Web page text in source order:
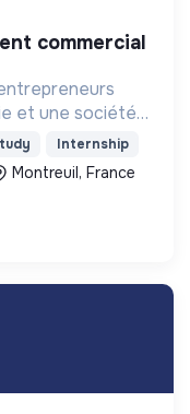
et une société
Internship
Montreuil, France